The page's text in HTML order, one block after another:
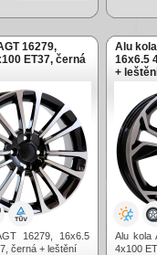
16279,
ET37, černá
16279, 16x6.5
černá + leštění
Alu
16x6.5
+
Alu kola
4x100